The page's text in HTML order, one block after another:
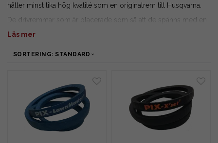
håller minst lika hög kvalité som en originalrem till Husqvarna.
De drivremmar som är placerade som så att de spänns med en
angett originalnummer på varje enskild produkt. Originalnumret
siffra, t.ex. 506 54 51-01).
Vi rekommenderar att du skriver in detta nummer i vår sökruta
utan mellanslag och bindestreck för att utesluta felaktiga resultat.
Du kan även söka efter modellbeteckning, t.ex. "Rider 850", men
dubbelkolla alltid originalnummer då det kan variera mellan
Läs mer
SORTERING: STANDARD